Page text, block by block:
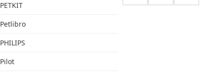
PETKIT
Petlibro
PHILIPS
Pilot